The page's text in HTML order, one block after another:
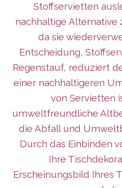
Stoffservietten
nachhaltige Alternative
da sie
Entscheidung,
Regenstauf, reduziert
einer nachhaltigeren
von Servietten
umweltfreundliche
die Abfall und
Durch das Einbinden
Ihre
Erscheinungsbild Ihres